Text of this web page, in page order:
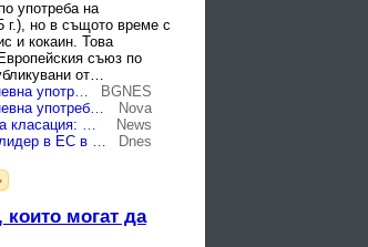
употреба на
но в същото време с
и кокаин. Това
съюз по
от
България е лидер в ЕС по ежедневна употреба на тютюневи изделия
BGNES
България е лидер в ЕС по ежедневна употреба на тютюневи изделия
Nova
Отново сме първи, но в негативна класация: България е лидер по употребата на цигари
News
Пушим като комини, България е лидер в ЕС в "тютюневата" класация
Dnes
могат да